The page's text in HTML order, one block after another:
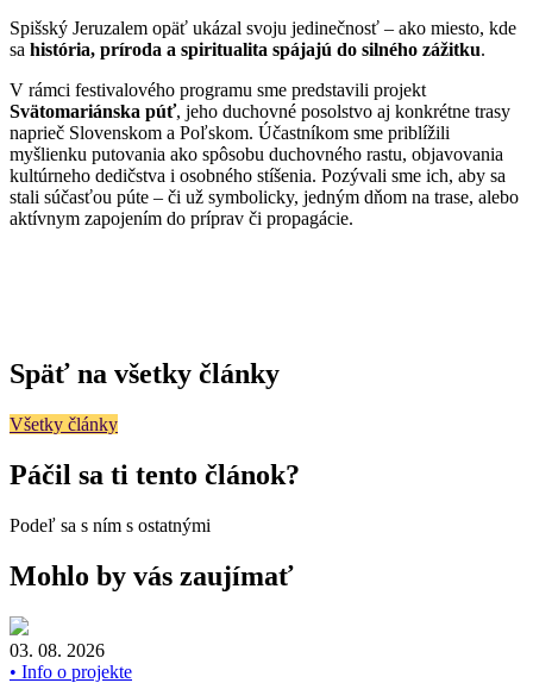
Spišský Jeruzalem opäť ukázal svoju jedinečnosť – ako miesto, kde
sa história, príroda a spiritualita spájajú do silného zážitku.
V rámci festivalového programu sme predstavili projekt
Svätomariánska púť, jeho duchovné posolstvo aj konkrétne trasy
naprieč Slovenskom a Poľskom. Účastníkom sme priblížili
myšlienku putovania ako spôsobu duchovného rastu, objavovania
kultúrneho dedičstva i osobného stíšenia. Pozývali sme ich, aby sa
stali súčasťou púte – či už symbolicky, jedným dňom na trase, alebo
aktívnym zapojením do príprav či propagácie.
Späť na všetky články
Všetky články
Páčil sa ti tento článok?
Podeľ sa s ním s ostatnými
Mohlo by vás zaujímať
03. 08. 2026
• Info o projekte